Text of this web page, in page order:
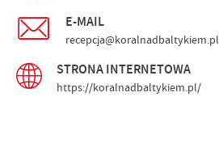
E-MAIL
recepcja@koralnadbaltykiem.pl
STRONA INTERNETOWA
https://koralnadbaltykiem.pl/